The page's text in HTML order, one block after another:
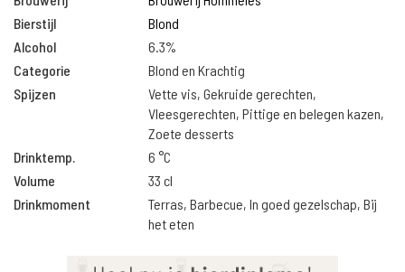
Bierstijl
Blond
Alcohol
6.3%
Categorie
Blond en Krachtig
Spijzen
Vette vis, Gekruide gerechten,
Vleesgerechten, Pittige en belegen kazen,
Zoete desserts
Drinktemp.
6 °C
Volume
33 cl
Drinkmoment
Terras, Barbecue, In goed gezelschap, Bij
het eten